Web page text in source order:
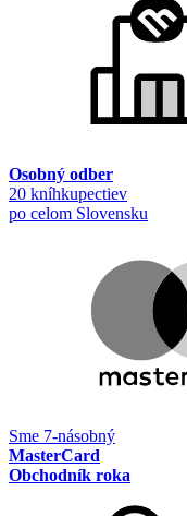
Osobný odber
20 kníhkupectiev
po celom Slovensku
Sme 7-násobný
MasterCard
Obchodník roka